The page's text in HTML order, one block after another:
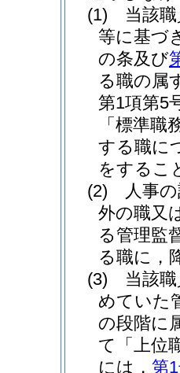
(1)
当該
等に基づ
の条及び
る職の属
第1項第5
「標準職
する職に
をするこ
(2)
人事
外の職又
る管理監
る職に，
(3)
当該
めていた
の段階に
て「上位
には， 第